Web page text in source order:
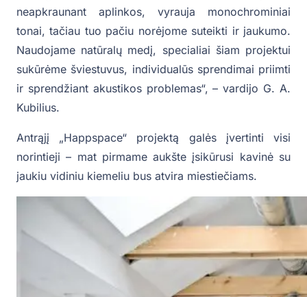
neapkraunant aplinkos, vyrauja monochrominiai
tonai, tačiau tuo pačiu norėjome suteikti ir jaukumo.
Naudojame natūralų medį, specialiai šiam projektui
sukūrėme šviestuvus, individualūs sprendimai priimti
ir sprendžiant akustikos problemas“, – vardijo G. A.
Kubilius.
Antrąjį „Happspace“ projektą galės įvertinti visi
norintieji – mat pirmame aukšte įsikūrusi kavinė su
jaukiu vidiniu kiemeliu bus atvira miestiečiams.